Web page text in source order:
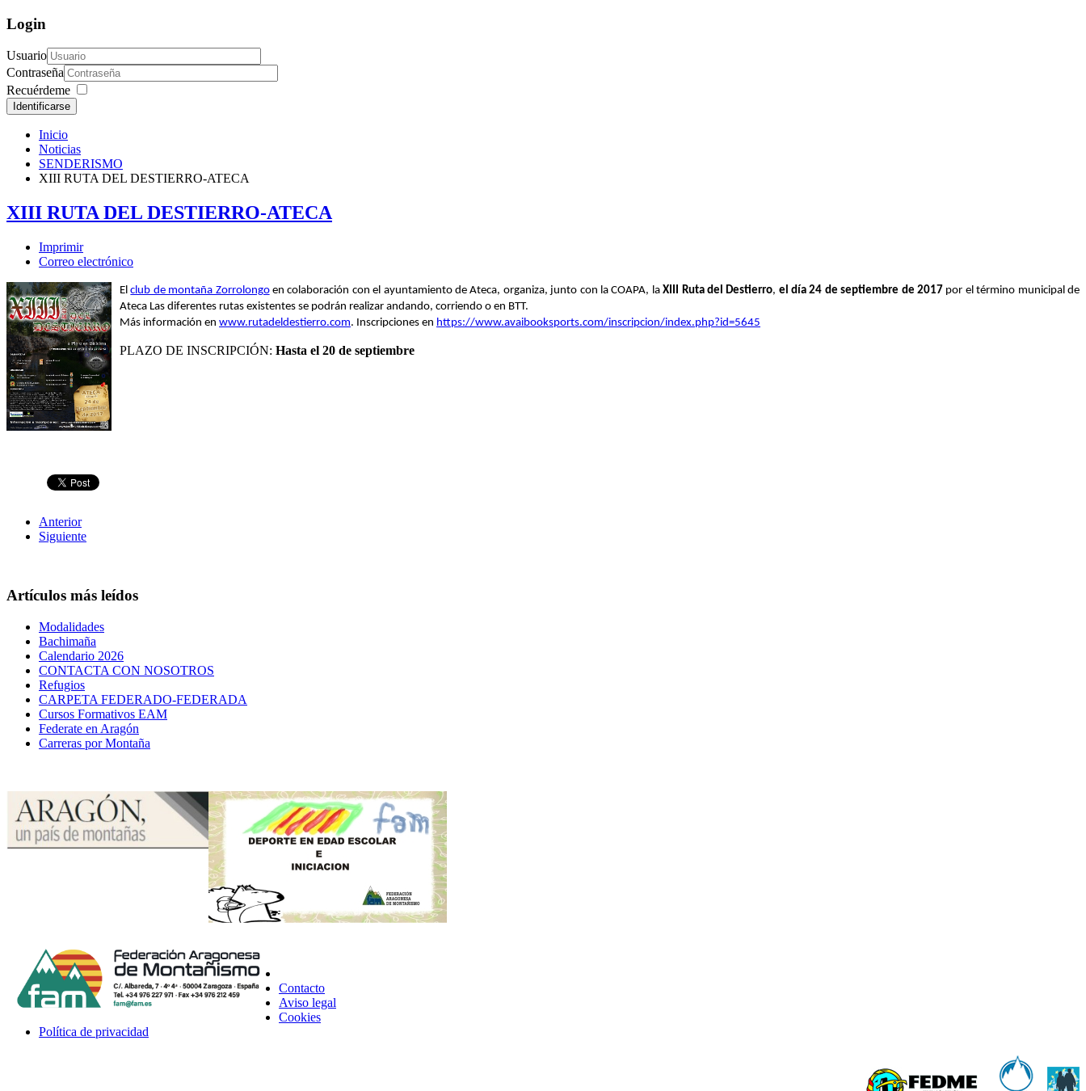
Login
Usuario
Contraseña
Recuérdeme
Identificarse
Inicio
Noticias
SENDERISMO
XIII RUTA DEL DESTIERRO-ATECA
XIII RUTA DEL DESTIERRO-ATECA
Imprimir
Correo electrónico
Elclub de montaña Zorrolongoen colaboración con el ayuntamiento de Ateca, organiza, junto con la COAPA, laXIII Ruta del Destierro, el día 24 de septiembre de 2017 por el término municipal de
Ateca Las diferentes rutas existentes se podrán realizar andando, corriendo o en BTT.
Más información en www.rutadeldestierro.com. Inscripciones en https://www.avaibooksports.com/inscripcion/index.php?id=5645
PLAZO DE INSCRIPCIÓN: Hasta el 20 de septiembre
Anterior
Siguiente
Artículos más leídos
Modalidades
Bachimaña
Calendario 2026
CONTACTA CON NOSOTROS
Refugios
CARPETA FEDERADO-FEDERADA
Cursos Formativos EAM
Federate en Aragón
Carreras por Montaña
Contacto
Aviso legal
Cookies
Política de privacidad